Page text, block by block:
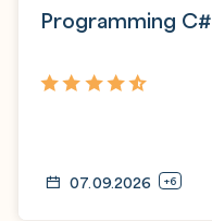
Programming C#
07.09.2026 +6